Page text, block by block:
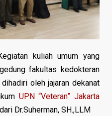
kuliah umum yang
fakultas kedokteran
dihadiri oleh jajaran dekanat
UPN “Veteran” Jakarta
Dr.Suherman, SH.,LLM